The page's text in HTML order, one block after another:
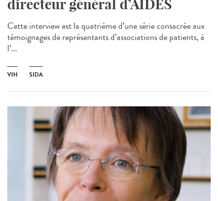
directeur général d’AIDES
Cette interview est la quatrième d’une série consacrée aux
témoignages de représentants d’associations de patients, à
l’...
VIH SIDA